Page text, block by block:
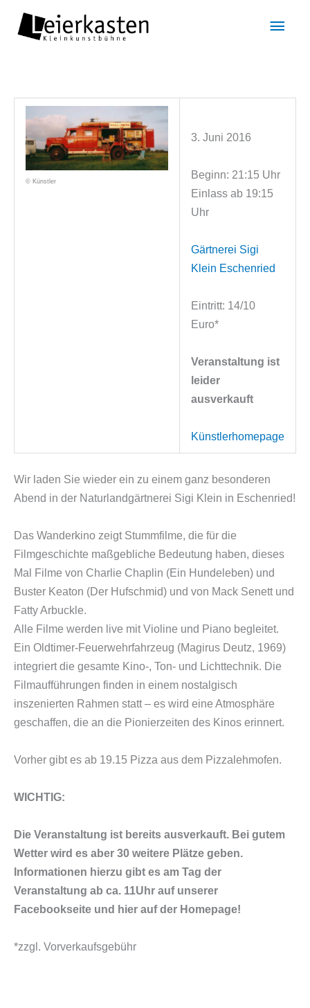
Inhalt
© Künstler
3. Juni 2016
Beginn: 21:15 Uhr
Einlass ab 19:15
Uhr
Gärtnerei Sigi
Klein Eschenried
Eintritt: 14/10
Euro*
Veranstaltung ist
leider
ausverkauft
Künstlerhomepage
Wir laden Sie wieder ein zu einem ganz besonderen
Abend in der Naturlandgärtnerei Sigi Klein in Eschenried!
Das Wanderkino zeigt Stummfilme, die für die
Filmgeschichte maßgebliche Bedeutung haben, dieses
Mal Filme von Charlie Chaplin (Ein Hundeleben) und
Buster Keaton (Der Hufschmid) und von Mack Senett und
Fatty Arbuckle.
Alle Filme werden live mit Violine und Piano begleitet.
Ein Oldtimer-Feuerwehrfahrzeug (Magirus Deutz, 1969)
integriert die gesamte Kino-, Ton- und Lichttechnik. Die
Filmaufführungen finden in einem nostalgisch
inszenierten Rahmen statt – es wird eine Atmosphäre
geschaffen, die an die Pionierzeiten des Kinos erinnert.
Vorher gibt es ab 19.15 Pizza aus dem Pizzalehmofen.
WICHTIG:
Die Veranstaltung ist bereits ausverkauft. Bei gutem
Wetter wird es aber 30 weitere Plätze geben.
Informationen hierzu gibt es am Tag der
Veranstaltung ab ca. 11Uhr auf unserer
Facebookseite und hier auf der Homepage!
*zzgl. Vorverkaufsgebühr